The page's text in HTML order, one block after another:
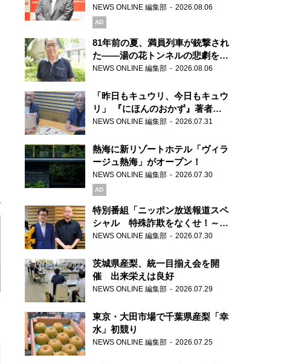
展開 「マ・マー」「青の洞窟」
ブランドを強化
NEWS ONLINE 編集部 2026.08.06
AD
81年前の夏、満員列車が銃撃され
た――湯の花トンネルの悲劇を語
り継ぐ男性
NEWS ONLINE 編集部 2026.08.06
「昨日もキュウリ、今日もキュウ
リ」 『にほんのおかず』著者が
見つけた家庭料理の知恵
NEWS ONLINE 編集部 2026.07.31
熱海に新リゾートホテル「ヴィラ
ージュ熱海」がオープン！
NEWS ONLINE 編集部 2026.07.30
AD
特別番組「ニッポン放送報道スペ
シャル 特殊詐欺をなくせ！～被
害者・加害者・警視庁が語るトク
NEWS ONLINE 編集部 2026.07.30
茨城県産梨、統一目揃え会を開
催 出来栄えは良好
NEWS ONLINE 編集部 2026.07.29
東京・大田市場で千葉県産梨「幸
水」初競り
NEWS ONLINE 編集部 2026.07.25